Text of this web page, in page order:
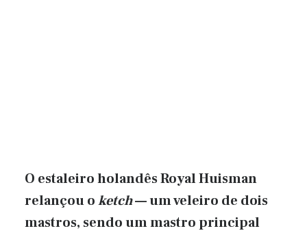
O estaleiro holandês Royal Huisman
relançou oketch— um veleiro de dois
mastros, sendo um mastro principal